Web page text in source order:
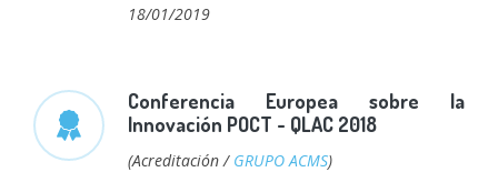
18/01/2019
Conferencia Europea sobre la
Innovación POCT - QLAC 2018
(Acreditación / GRUPO ACMS)